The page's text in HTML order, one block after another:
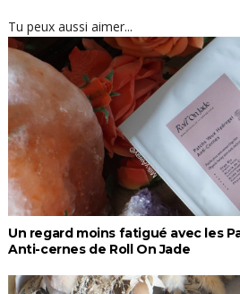
Tu peux aussi aimer...
Un regard moins fatigué avec les
Anti-cernes de Roll On Jade